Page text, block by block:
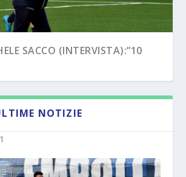
SACCO (INTERVISTA):”10
NOTIZIE